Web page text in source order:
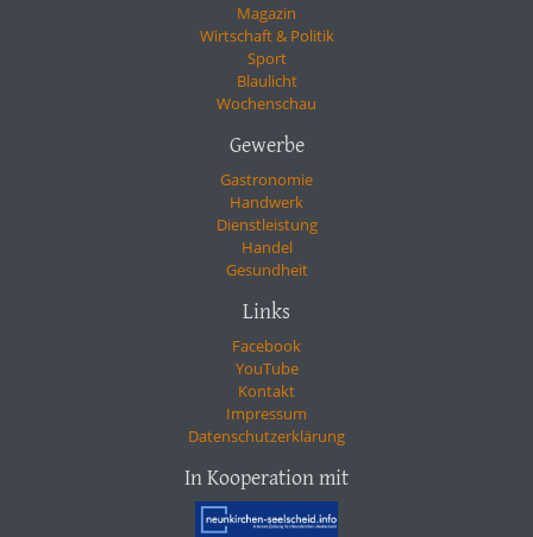
Magazin
Wirtschaft & Politik
Sport
Blaulicht
Wochenschau
Gewerbe
Gastronomie
Handwerk
Dienstleistung
Handel
Gesundheit
Links
Facebook
YouTube
Kontakt
Impressum
Datenschutzerklärung
In Kooperation mit